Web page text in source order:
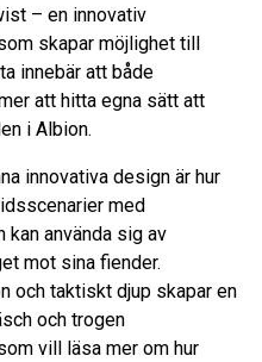
– en innovativ
skapar möjlighet till
innebär att både
att hitta egna sätt att
i Albion.
innovativa design är hur
med
kan använda sig av
mot sina fiender.
och taktiskt djup skapar en
och trogen
vill läsa mer om hur